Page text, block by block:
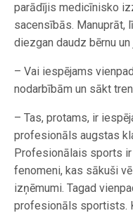
parādījis medicīnisko
sacensībās. Manuprāt,
diezgan daudz bērnu
– Vai iespējams
nodarbībām un sākt
– Tas, protams, ir
profesionāls augstas
Profesionālais sports
fenomeni, kas sākuši
izņēmumi. Tagad
profesionāls sportists.